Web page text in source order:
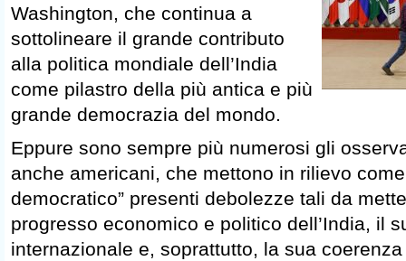
Washington, che continua a
sottolineare il grande contributo
alla politica mondiale dell’India
come pilastro della più antica e più
grande democrazia del mondo.
Eppure sono sempre più numerosi gli
anche americani, che mettono in rilievo
democratico” presenti debolezze tali da
progresso economico e politico dell’India, il
internazionale e, soprattutto, la sua